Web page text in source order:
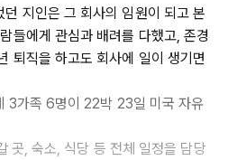
지인은 그 회사의 임원이 되고 본
들에게 관심과 배려를 다했고, 존경
퇴직을 하고도 회사에 일이 생기면
3가족 6명이 22박 23일 미국 자유
곳, 숙소, 식당 등 전체 일정을 담당